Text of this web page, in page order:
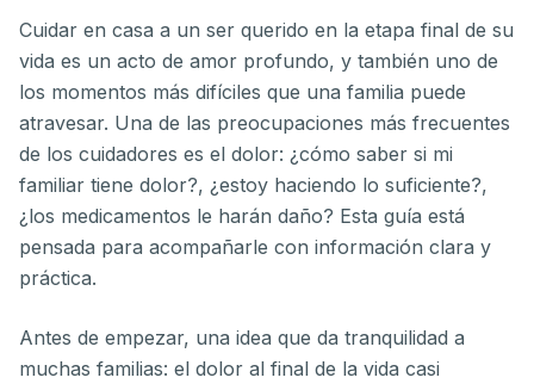
Cuidar en casa a un ser querido en la etapa final de su
vida es un acto de amor profundo, y también uno de
los momentos más difíciles que una familia puede
atravesar. Una de las preocupaciones más frecuentes
de los cuidadores es el dolor: ¿cómo saber si mi
familiar tiene dolor?, ¿estoy haciendo lo suficiente?,
¿los medicamentos le harán daño? Esta guía está
pensada para acompañarle con información clara y
práctica.
Antes de empezar, una idea que da tranquilidad a
muchas familias: el dolor al final de la vida casi